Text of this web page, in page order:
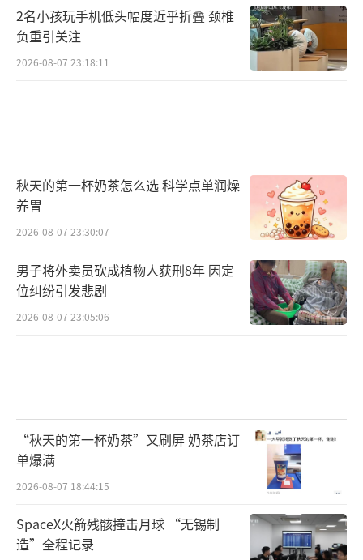
2名小孩玩手机低头幅度近乎折叠 颈椎
负重引关注
2026-08-07 23:18:11
秋天的第一杯奶茶怎么选 科学点单润燥
养胃
2026-08-07 23:30:07
男子将外卖员砍成植物人获刑8年 因定
位纠纷引发悲剧
2026-08-07 23:05:06
“秋天的第一杯奶茶”又刷屏 奶茶店订
单爆满
2026-08-07 18:44:15
SpaceX火箭残骸撞击月球 “无锡制
造”全程记录